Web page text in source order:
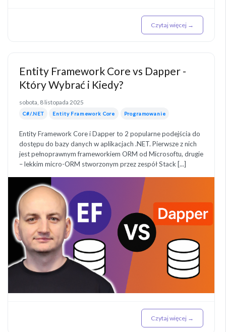
Czytaj więcej →
Entity Framework Core vs Dapper -
Który Wybrać i Kiedy?
sobota, 8 listopada 2025
C#/.NET Entity Framework Core Programowanie
Entity Framework Core i Dapper to 2 popularne podejścia do
dostępu do bazy danych w aplikacjach .NET. Pierwsze z nich
jest pełnoprawnym frameworkiem ORM od Microsoftu, drugie
– lekkim micro-ORM stworzonym przez zespół Stack [...]
Czytaj więcej →